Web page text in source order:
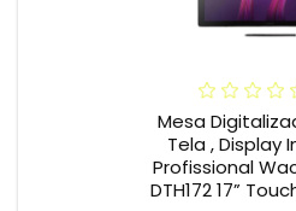
Mesa
Tela , Display
Profissional
DTH172 17”